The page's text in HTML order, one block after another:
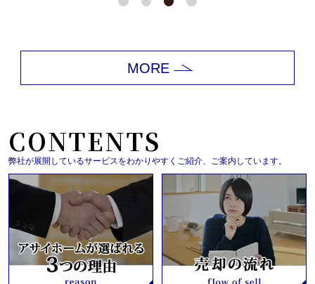
MORE
CONTENTS
弊社が展開しているサービスをわかりやすくご紹介、ご案内しています。